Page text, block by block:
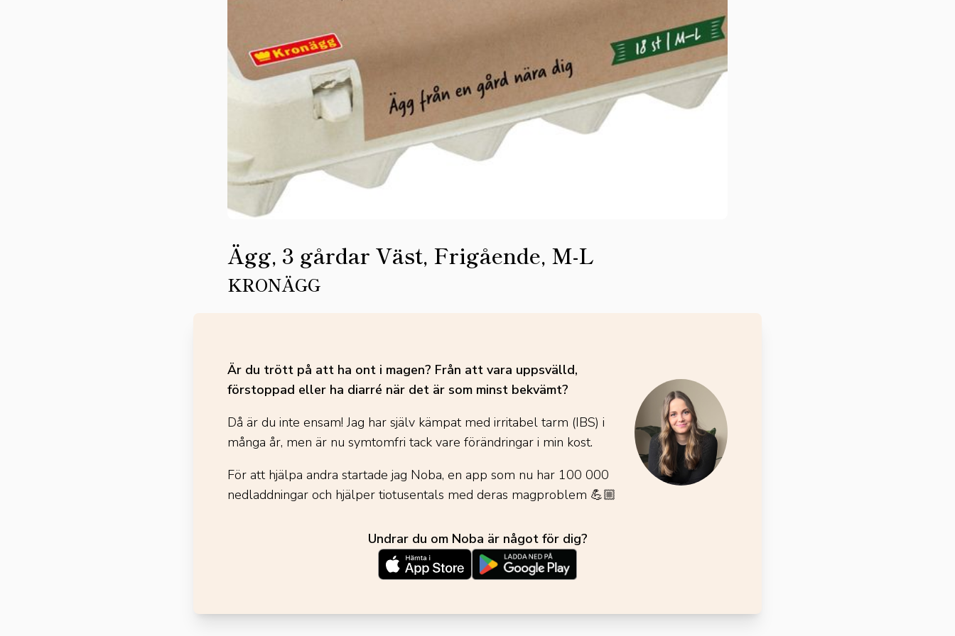
Ägg, 3 gårdar Väst, Frigående, M-L
KRONÄGG
Är du trött på att ha ont i magen? Från att vara uppsvälld,
förstoppad eller ha diarré när det är som minst bekvämt?
Då är du inte ensam! Jag har själv kämpat med irritabel tarm (IBS) i
många år, men är nu symtomfri tack vare förändringar i min kost.
För att hjälpa andra startade jag Noba, en app som nu har 100 000
nedladdningar och hjälper tiotusentals med deras magproblem 💪🏼
Undrar du om Noba är något för dig?